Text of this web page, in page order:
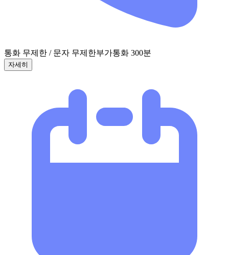
통화 무제한 / 문자 무제한부가통화 300분
자세히